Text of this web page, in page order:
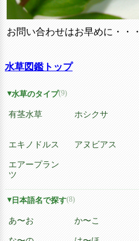
お問い合わせはお早めに・・・
水草図鑑トップ
水草のタイプ(9)
有茎水草 ホシクサ
エキノドルス アヌビアス
エアープラン
ツ
日本語名で探す(8)
あ〜お か〜こ